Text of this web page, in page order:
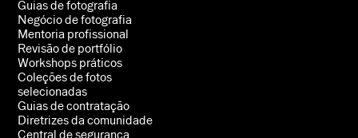
Guias de fotografia
Negócio de fotografia
Mentoria profissional
Revisão de portfólio
Workshops práticos
Coleções de fotos
selecionadas
Guias de contratação
Diretrizes da comunidade
Central de segurança